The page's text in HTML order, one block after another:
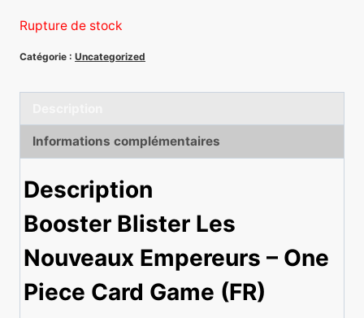
Rupture de stock
Catégorie : Uncategorized
Informations complémentaires
Description
Booster Blister Les
Nouveaux Empereurs – One
Piece Card Game (FR)